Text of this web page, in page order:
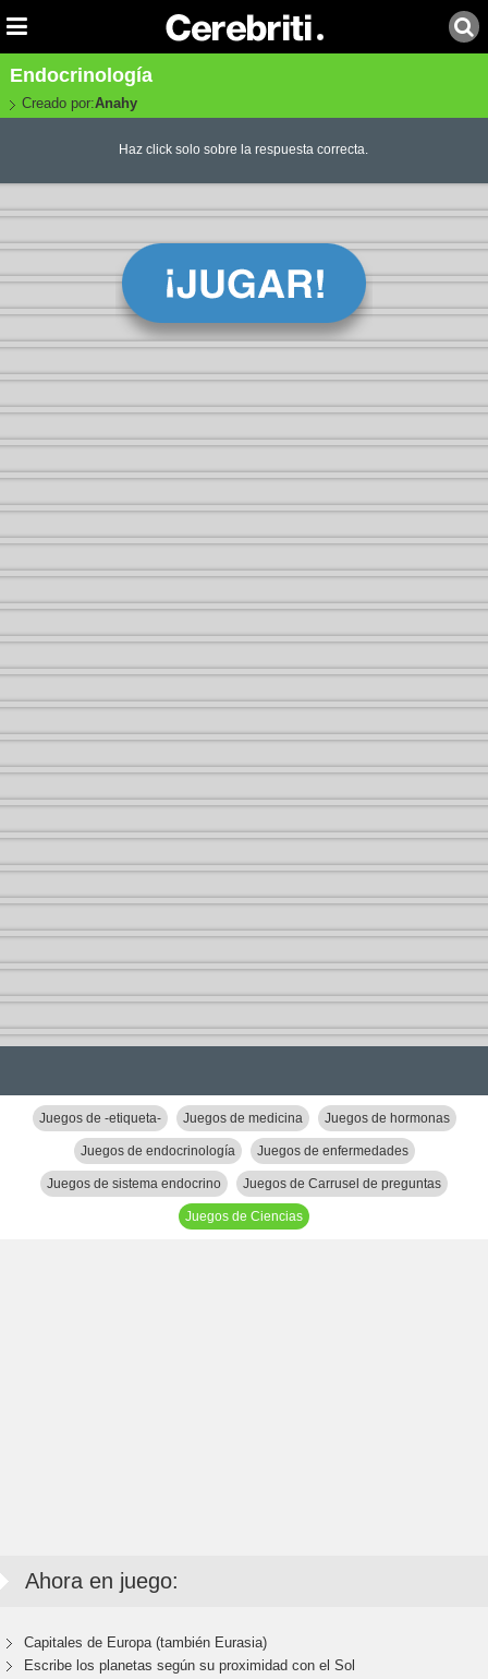
Endocrinología
Creado por:Anahy
Haz click solo sobre la respuesta correcta.
Juegos de -etiqueta- Juegos de medicina Juegos de hormonas
Juegos de endocrinología Juegos de enfermedades
Juegos de sistema endocrino Juegos de Carrusel de preguntas
Juegos de Ciencias
Ahora en juego:
Capitales de Europa (también Eurasia)
Escribe los planetas según su proximidad con el Sol